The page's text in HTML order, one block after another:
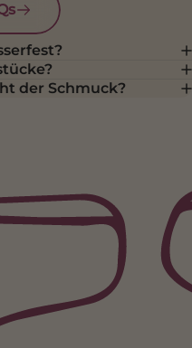
der Schmuck?